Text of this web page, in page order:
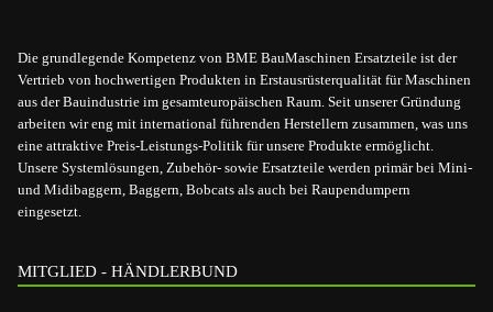
Die grundlegende Kompetenz von BME BauMaschinen Ersatzteile ist der
Vertrieb von hochwertigen Produkten in Erstausrüsterqualität für Maschinen
aus der Bauindustrie im gesamteuropäischen Raum. Seit unserer Gründung
arbeiten wir eng mit international führenden Herstellern zusammen, was uns
eine attraktive Preis-Leistungs-Politik für unsere Produkte ermöglicht.
Unsere Systemlösungen, Zubehör- sowie Ersatzteile werden primär bei Mini-
und Midibaggern, Baggern, Bobcats als auch bei Raupendumpern
eingesetzt.
MITGLIED - HÄNDLERBUND